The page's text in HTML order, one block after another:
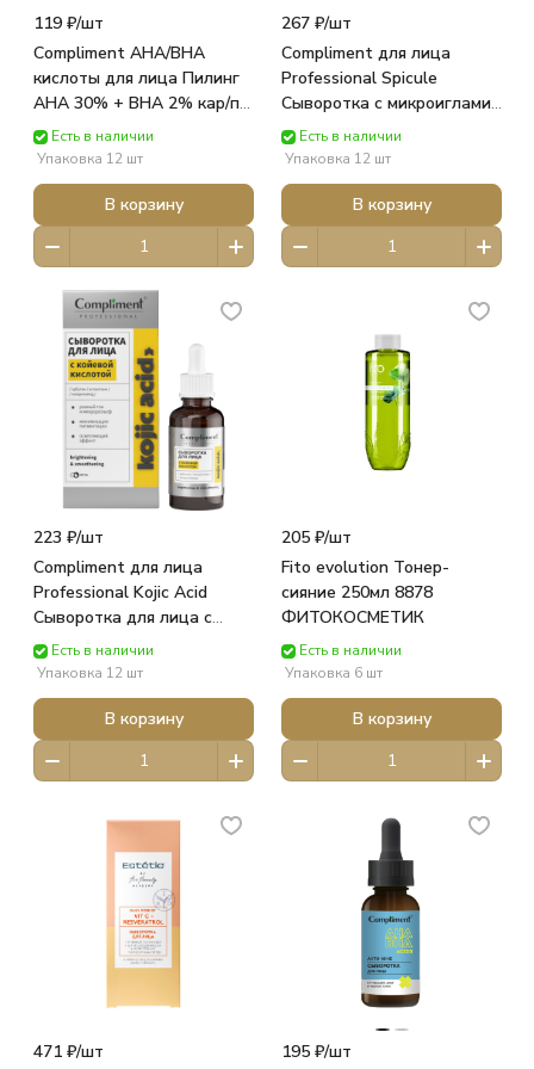
119 ₽/шт
Compliment AHA/BHA
кислоты для лица Пилинг
AHA 30% + BHA 2% кар/п
(27мл) 917841 НЕ МАРКА
Есть в наличии
Упаковка 12 шт
В корзину
267 ₽/шт
Compliment для лица
Professional Spicule
Сыворотка с микроиглами
кар/п 50мл 919821 ТИМЕКС
Есть в наличии
Упаковка 12 шт
В корзину
223 ₽/шт
Compliment для лица
Professional Kojic Acid
Сыворотка для лица с
койевой кислотой кар/п
27мл 919906 ТИМЕКС
Есть в наличии
Упаковка 12 шт
В корзину
205 ₽/шт
Fito evolution Тонер-
сияние 250мл 8878
ФИТОКОСМЕТИК
Есть в наличии
Упаковка 6 шт
В корзину
471 ₽/шт
195 ₽/шт